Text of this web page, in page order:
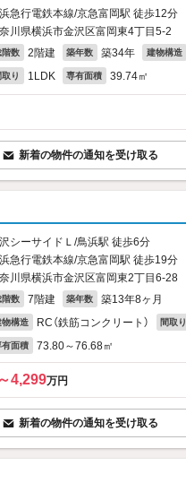
急行電鉄本線/京急富岡駅 徒歩12分
川県横浜市金沢区富岡東4丁目5-2
階数 2階建 築年数 築34年 建物構造
取り 1LDK 専有面積 39.74㎡
新着の物件の通知を受け取る
シーサイドＬ/鳥浜駅 徒歩6分
急行電鉄本線/京急富岡駅 徒歩19分
川県横浜市金沢区富岡東2丁目6-28
階数 7階建 築年数 築13年8ヶ月
物構造 RC（鉄筋コンクリート） 間取り
有面積 73.80～76.68㎡
4,299万円
新着の物件の通知を受け取る